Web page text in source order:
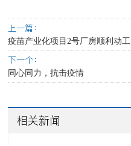
上一篇：
疫苗产业化项目2号厂房顺利动工
下一个：
同心同力，抗击疫情
相关新闻